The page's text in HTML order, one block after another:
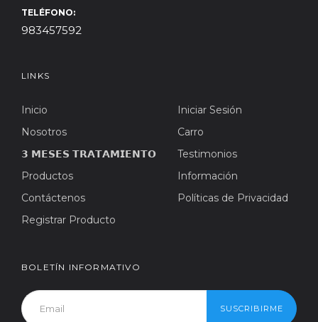
TELÉFONO:
983457592
LINKS
Inicio
Nosotros
𝟯 𝗠𝗘𝗦𝗘𝗦 𝗧𝗥𝗔𝗧𝗔𝗠𝗜𝗘𝗡𝗧𝗢
Productos
Contáctenos
Registrar Producto
Iniciar Sesión
Carro
Testimonios
Información
Políticas de Privacidad
BOLETÍN INFORMATIVO
SUSCRIBIRME